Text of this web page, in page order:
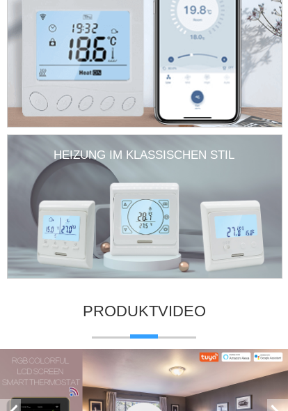
HEIZUNG IM KLASSISCHEN STIL
PRODUKTVIDEO